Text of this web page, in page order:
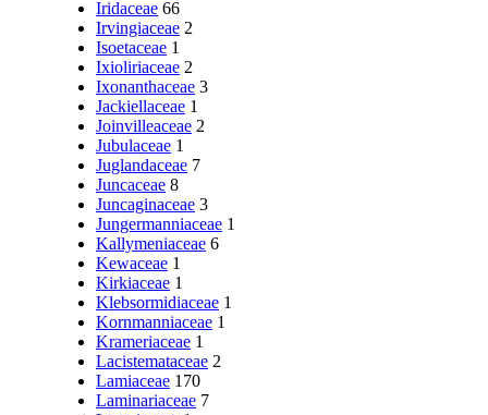
Iridaceae 66
Irvingiaceae 2
Isoetaceae 1
Ixioliriaceae 2
Ixonanthaceae 3
Jackiellaceae 1
Joinvilleaceae 2
Jubulaceae 1
Juglandaceae 7
Juncaceae 8
Juncaginaceae 3
Jungermanniaceae 1
Kallymeniaceae 6
Kewaceae 1
Kirkiaceae 1
Klebsormidiaceae 1
Kornmanniaceae 1
Krameriaceae 1
Lacistemataceae 2
Lamiaceae 170
Laminariaceae 7